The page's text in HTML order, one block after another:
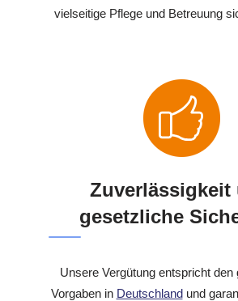
vielseitige Pflege und Betreuung
Zuverlässigkeit
gesetzliche
Unsere Vergütung entspricht den
Vorgaben in Deutschlandund